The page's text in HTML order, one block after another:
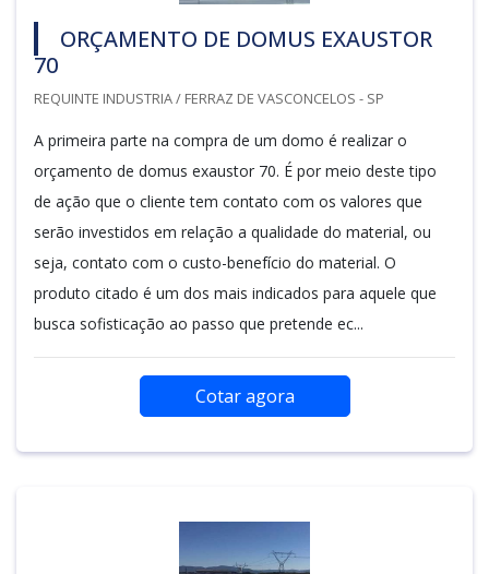
ORÇAMENTO DE DOMUS EXAUSTOR
70
REQUINTE INDUSTRIA / FERRAZ DE VASCONCELOS - SP
A primeira parte na compra de um domo é realizar o
orçamento de domus exaustor 70. É por meio deste tipo
de ação que o cliente tem contato com os valores que
serão investidos em relação a qualidade do material, ou
seja, contato com o custo-benefício do material. O
produto citado é um dos mais indicados para aquele que
busca sofisticação ao passo que pretende ec...
Cotar agora